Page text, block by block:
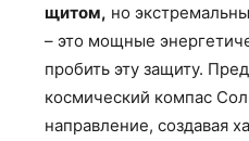
щитом, но
– это мощные
пробить эту защиту.
космический компас
направление, создавая